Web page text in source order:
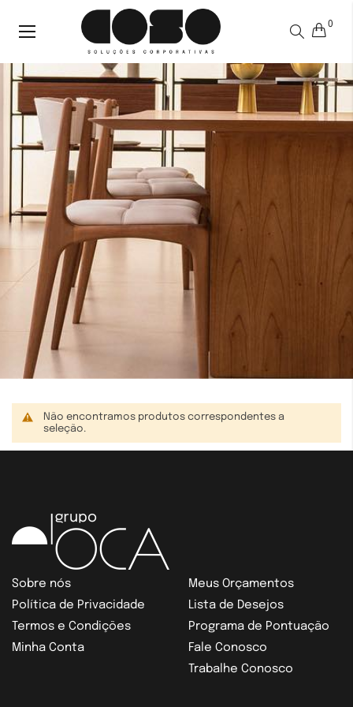
Alternar
0
Não encontramos produtos correspondentes a
seleção.
Sobre nós
Política de Privacidade
Termos e Condições
Minha Conta
Meus Orçamentos
Lista de Desejos
Programa de Pontuação
Fale Conosco
Trabalhe Conosco